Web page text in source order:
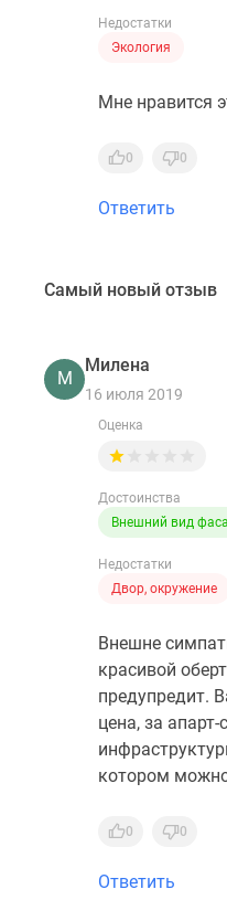
Недостатки
Экология
Мне нравится
0 0
Ответить
Самый новый отзыв
М
Милена
16 июля 2019
Оценка
Достоинства
Внешний вид
Недостатки
Двор, окружение
Внешне
красивой
предупредит.
цена, за
котором
0 0
Ответить